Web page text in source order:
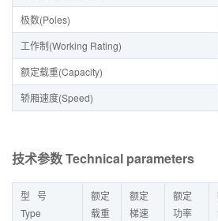
极数(Poles)
工作制(Working Rating)
额定载重(Capacity)
轿厢速度(Speed)
技术参数 Technical parameters
型 号
Type
额定
载重
额定
梯速
额定
功率